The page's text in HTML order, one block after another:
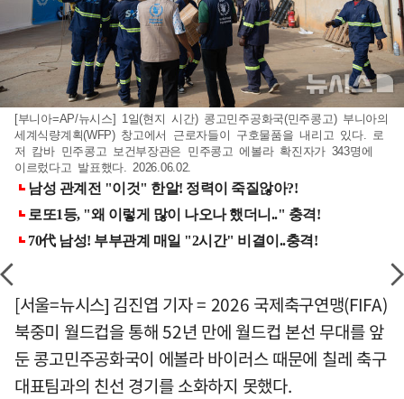
[부니아=AP/뉴시스] 1일(현지 시간) 콩고민주공화국(민주콩고) 부니아의
세계식량계획(WFP) 창고에서 근로자들이 구호물품을 내리고 있다. 로
저 캄바 민주콩고 보건부장관은 민주콩고 에볼라 확진자가 343명에
이르렀다고 발표했다. 2026.06.02.
[서울=뉴시스] 김진엽 기자 = 2026 국제축구연맹(FIFA)
북중미 월드컵을 통해 52년 만에 월드컵 본선 무대를 앞
둔 콩고민주공화국이 에볼라 바이러스 때문에 칠레 축구
대표팀과의 친선 경기를 소화하지 못했다.